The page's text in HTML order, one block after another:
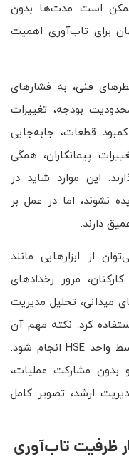
است مدت‌ها بدون
برای تاب‌آوری اهمیت
فنی، به فشارهای
بودجه، تغییرات
قطعات، جابه‌جایی
پیمانکاران، همگی
این موارد شاید در
نشوند، اما در عمل بر
دارند.
از ابزارهایی مانند
مرور رخدادهای
میدانی، تحلیل مدیریت
کرد. نکته مهم آن
است که این فعالیت‌ها نباید صرفاً توسط واحد HSE انجام شود.
مشارکت عملیات،
ارشد، تصویر کامل